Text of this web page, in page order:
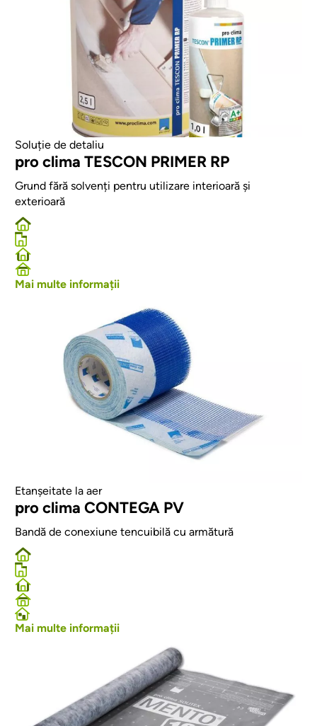
Soluție de detaliu
pro clima TESCON PRIMER RP
Grund fără solvenți pentru utilizare interioară și
exterioară
Mai multe informații
Etanșeitate la aer
pro clima CONTEGA PV
Bandă de conexiune tencuibilă cu armătură
Mai multe informații